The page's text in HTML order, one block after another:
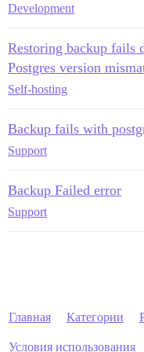
Development
Restoring backup fails
Postgres version
Self-hosting
Backup fails with
Support
Backup Failed error
Support
Главная Категории
Условия использования